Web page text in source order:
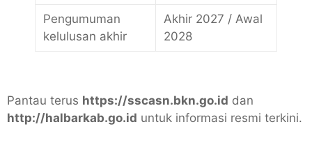
Pengumuman
kelulusan akhir
Akhir 2027 / Awal
2028
Pantau terus https://sscasn.bkn.go.id dan
http://halbarkab.go.id untuk informasi resmi terkini.